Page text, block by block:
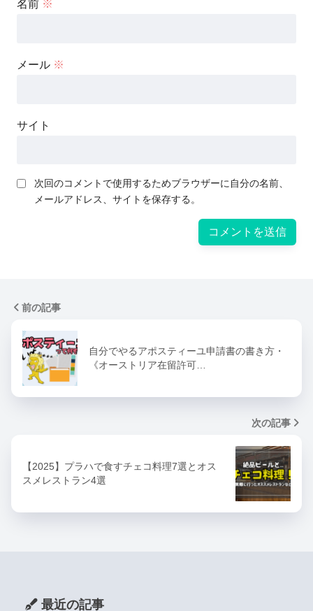
名前 ※
メール ※
サイト
次回のコメントで使用するためブラウザーに自分の名前、
メールアドレス、サイトを保存する。
前の記事
自分でやるアポスティーユ申請書の書き方・
《オーストリア在留許可…
次の記事
【2025】プラハで食すチェコ料理7選とオス
スメレストラン4選
最近の記事